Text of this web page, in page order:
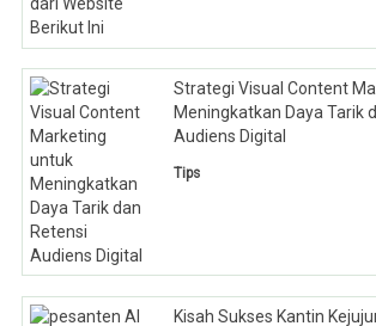
Strategi Visual Content
Meningkatkan Daya Tarik
Audiens Digital
Tips
Kisah Sukses Kantin